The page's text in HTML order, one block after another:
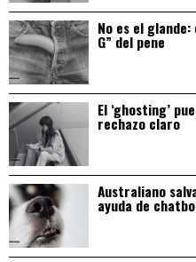
No es el
G” del pene
El ‘ghosting’
rechazo claro
Australiano
ayuda de